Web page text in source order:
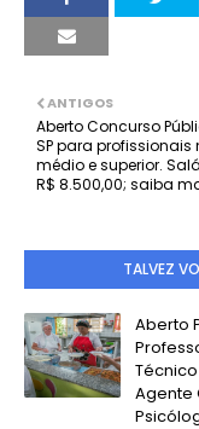
ANTIGOS
Aberto Concurso
SP para profissionais
médio e superior.
R$ 8.500,00; saiba
TALVEZ
Aberto
Agente